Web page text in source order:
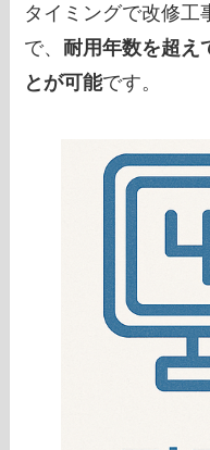
タイミングで改修工
で、 耐用年数を超え
とが可能です。